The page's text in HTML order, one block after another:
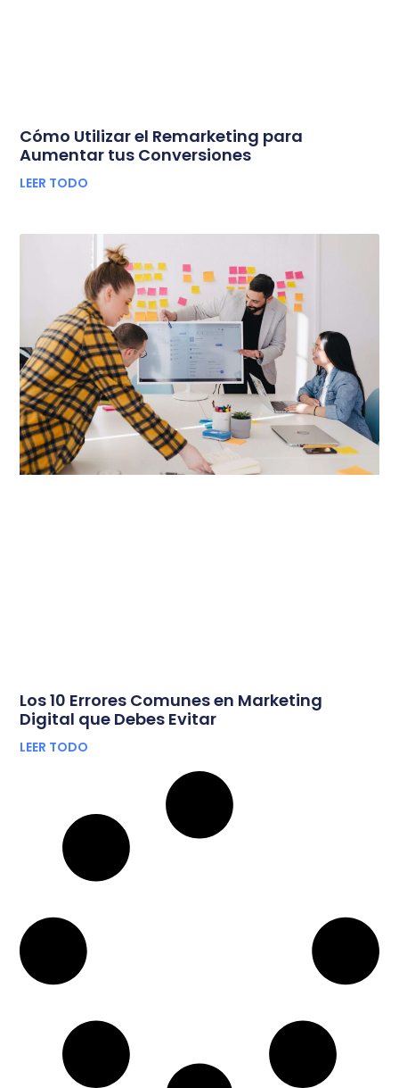
Cómo Utilizar el Remarketing para
Aumentar tus Conversiones
LEER TODO
Los 10 Errores Comunes en Marketing
Digital que Debes Evitar
LEER TODO